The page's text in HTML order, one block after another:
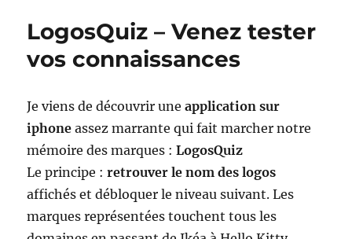
LogosQuiz – Venez tester
vos connaissances
Je viens de découvrir uneapplication sur
iphone assez marrante qui fait marcher notre
mémoire des marques :LogosQuiz
Le principe :retrouver le nom des logos
affichés et débloquer le niveau suivant. Les
marques représentées touchent tous les